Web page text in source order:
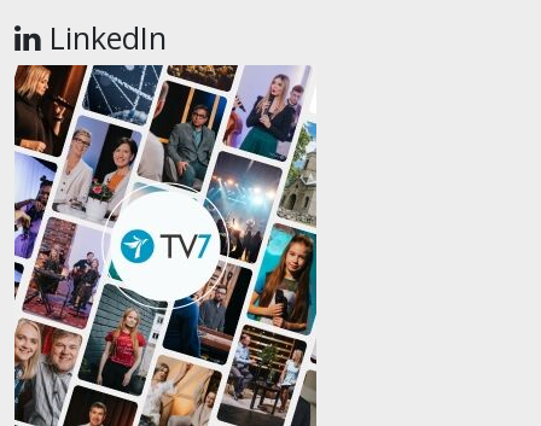
LinkedIn